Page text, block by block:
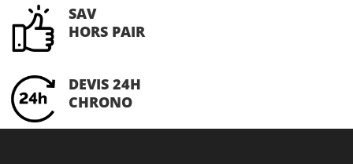
SAV
HORS PAIR
DEVIS 24H
CHRONO